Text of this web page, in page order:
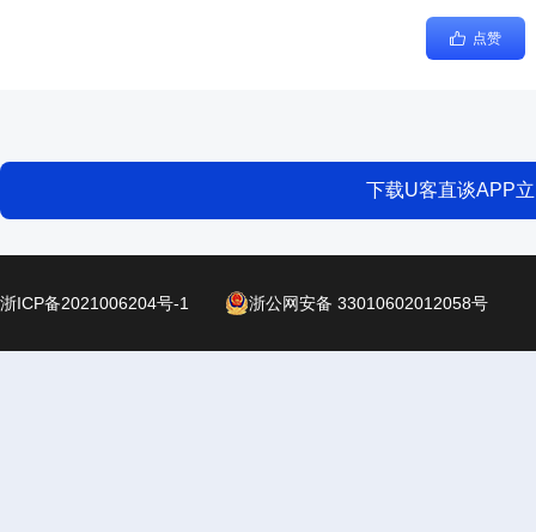
点赞
下载U客直谈APP
浙ICP备2021006204号-1 浙公网安备 33010602012058号